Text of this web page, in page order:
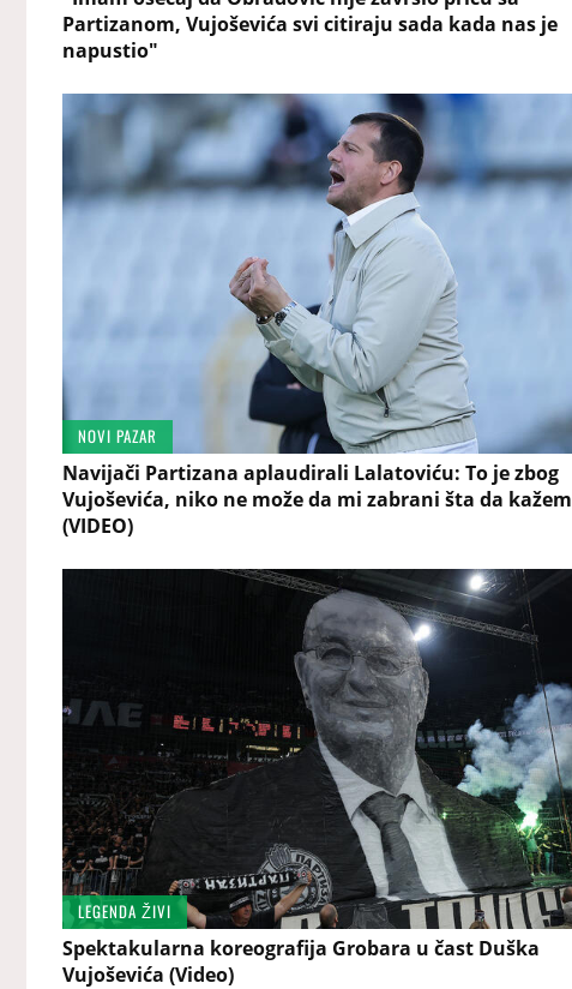
Partizanom, Vujoševića svi citiraju sada kada nas je
napustio"
NOVI PAZAR
Navijači Partizana aplaudirali Lalatoviću: To je zbog
Vujoševića, niko ne može da mi zabrani šta da kažem
(VIDEO)
LEGENDA ŽIVI
Spektakularna koreografija Grobara u čast Duška
Vujoševića (Video)